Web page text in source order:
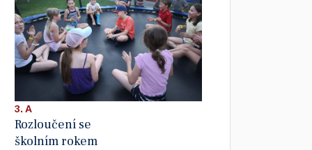
3. A
Rozloučení se
školním rokem